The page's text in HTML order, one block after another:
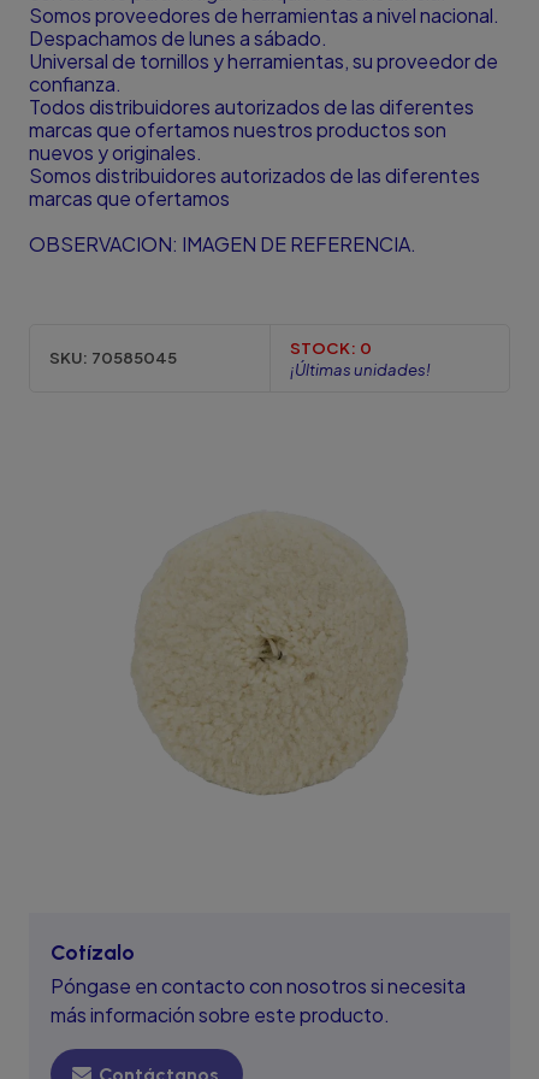
Somos proveedores de herramientas a nivel nacional.
Despachamos de lunes a sábado.
Universal de tornillos y herramientas, su proveedor de
confianza.
Todos distribuidores autorizados de las diferentes
marcas que ofertamos nuestros productos son
nuevos y originales.
Somos distribuidores autorizados de las diferentes
marcas que ofertamos
OBSERVACION: IMAGEN DE REFERENCIA.
SKU: 70585045 STOCK: 0
¡Últimas unidades!
Cotízalo
Póngase en contacto con nosotros si necesita
más información sobre este producto.